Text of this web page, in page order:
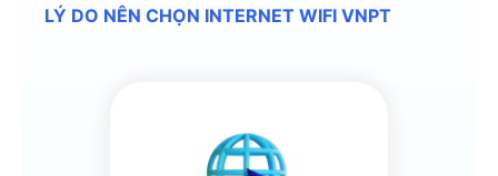
LÝ DO NÊN CHỌN INTERNET WIFI VNPT